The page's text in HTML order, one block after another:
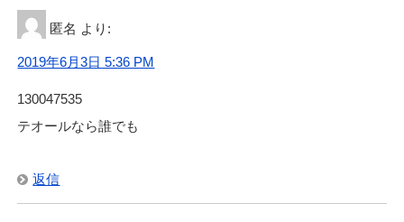
匿名 より:
2019年6月3日 5:36 PM
130047535
テオールなら誰でも
返信